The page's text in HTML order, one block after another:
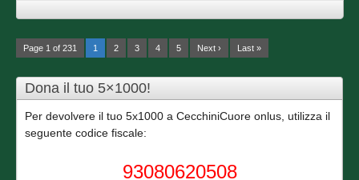
Page 1 of 231 1 2 3 4 5 Next › Last »
Dona il tuo 5×1000!
Per devolvere il tuo 5x1000 a CecchiniCuore onlus, utilizza il
seguente codice fiscale:
93080620508